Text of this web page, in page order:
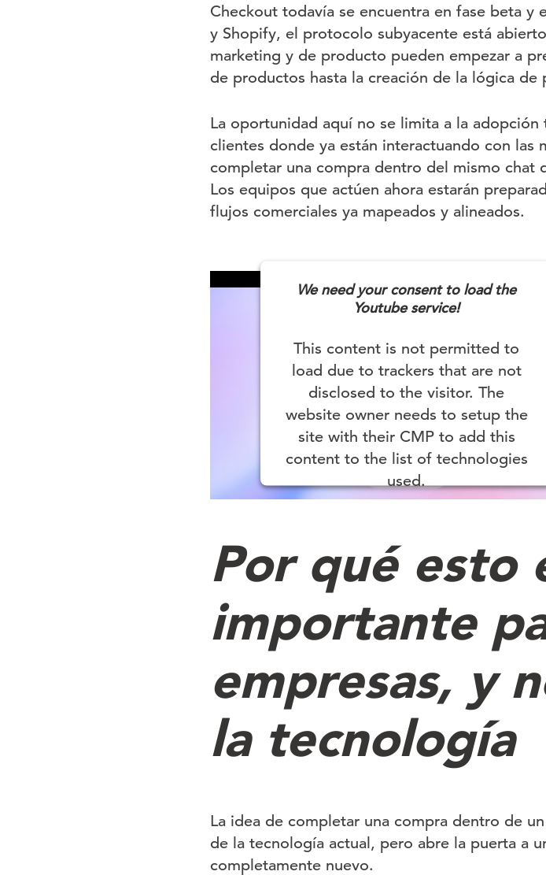
Checkout todavía se encuentra en fase beta y
y Shopify, el protocolo subyacente está
marketing y de producto pueden empezar a
de productos hasta la creación de la lógica
La oportunidad aquí no se limita a la
clientes donde ya están interactuando con
completar una compra dentro del mismo chat
Los equipos que actúen ahora estarán
flujos comerciales ya mapeados y alineados.
We need your consent to load the
Youtube service!
This content is not permitted to
load due to trackers that are not
disclosed to the visitor. The
website owner needs to setup the
site with their CMP to add this
content to the list of technologies
used.
Por qué esto
importante
empresas, y
la tecnología
La idea de completar una compra dentro de
de la tecnología actual, pero abre la puerta a
completamente nuevo.